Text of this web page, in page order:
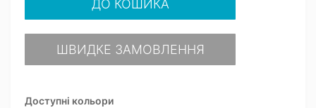
Доступні кольори
ДО КОШИКА
ШВИДКЕ ЗАМОВЛЕННЯ